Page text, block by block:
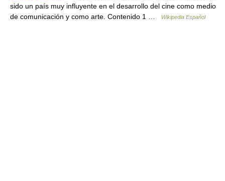
sido un país muy influyente en el desarrollo del cine como medio
de comunicación y como arte. Contenido 1 …
Wikipedia Español